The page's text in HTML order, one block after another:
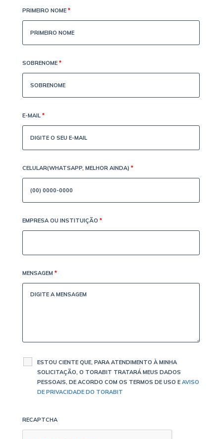
PRIMEIRO NOME *
SOBRENOME *
E-MAIL *
CELULAR(WHATSAPP, MELHOR AINDA) *
EMPRESA OU INSTITUIÇÃO *
MENSAGEM *
ESTOU CIENTE QUE, PARA ATENDIMENTO À MINHA
SOLICITAÇÃO, O TORABIT TRATARÁ MEUS DADOS
PESSOAIS, DE ACORDO COM OS TERMOS DE USO E AVISO
DE PRIVACIDADE DO TORABIT
RECAPTCHA